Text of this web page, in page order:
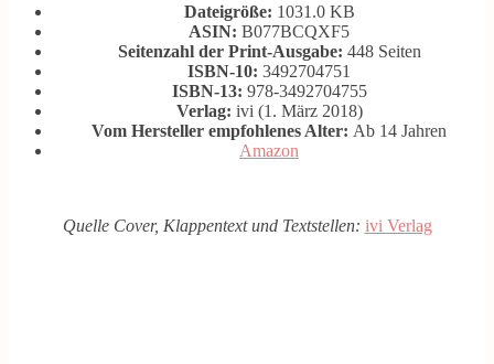
Dateigröße: 1031.0 KB
ASIN: B077BCQXF5
Seitenzahl der Print-Ausgabe: 448 Seiten
ISBN-10: 3492704751
ISBN-13: 978-3492704755
Verlag: ivi (1. März 2018)
Vom Hersteller empfohlenes Alter: Ab 14 Jahren
Amazon
Quelle Cover, Klappentext und Textstellen: ivi Verlag